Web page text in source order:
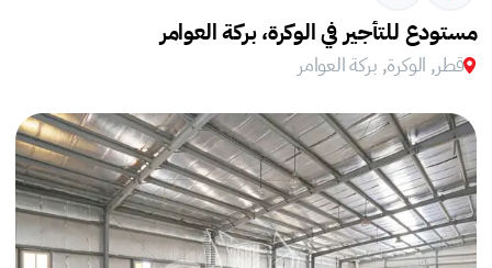
مستودع للتأجير في الوكرة، بركة العوامر‎
قطر, الوكرة, بركة العوامر‎